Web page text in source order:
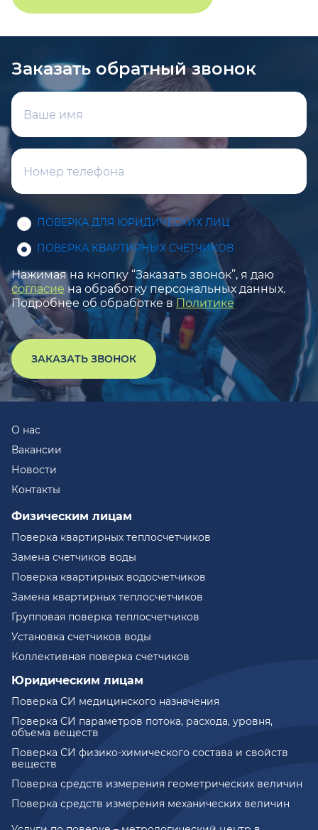
Заказать обратный звонок
ПОВЕРКА ДЛЯ ЮРИДИЧЕСКИХ ЛИЦ
ПОВЕРКА КВАРТИРНЫХ СЧЕТЧИКОВ
Нажимая на кнопку “Заказать звонок”, я даю
согласие на обработку персональных данных.
Подробнее об обработке в Политике
ЗАКАЗАТЬ ЗВОНОК
О нас
Вакансии
Новости
Контакты
Физическим лицам
Поверка квартирных теплосчетчиков
Замена счетчиков воды
Поверка квартирных водосчетчиков
Замена квартирных теплосчетчиков
Групповая поверка теплосчетчиков
Установка счетчиков воды
Коллективная поверка счетчиков
Юридическим лицам
Поверка СИ медицинского назначения
Поверка СИ параметров потока, расхода, уровня,
объема веществ
Поверка СИ физико-химического состава и свойств
веществ
Поверка средств измерения геометрических величин
Поверка средств измерения механических величин